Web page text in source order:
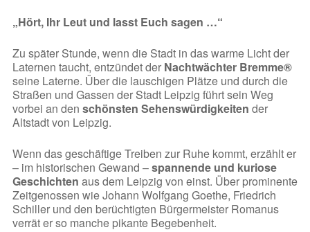
„Hört, Ihr Leut und lasst Euch sagen …“
Zu später Stunde, wenn die Stadt in das warme Licht der
Laternen taucht, entzündet der Nachtwächter Bremme®
seine Laterne. Über die lauschigen Plätze und durch die
Straßen und Gassen der Stadt Leipzig führt sein Weg
vorbei an den schönsten Sehenswürdigkeiten der
Altstadt von Leipzig.
Wenn das geschäftige Treiben zur Ruhe kommt, erzählt er
– im historischen Gewand –spannende und kuriose
Geschichten aus dem Leipzig von einst. Über prominente
Zeitgenossen wie Johann Wolfgang Goethe, Friedrich
Schiller und den berüchtigten Bürgermeister Romanus
verrät er so manche pikante Begebenheit.